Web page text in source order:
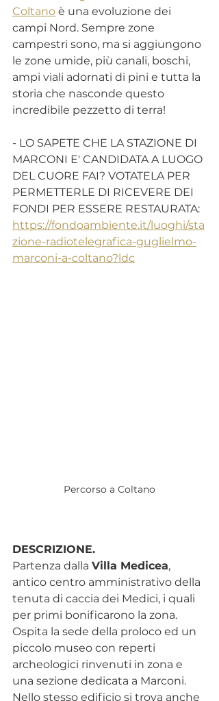
Coltano è una evoluzione dei
campi Nord. Sempre zone
campestri sono, ma si aggiungono
le zone umide, più canali, boschi,
ampi viali adornati di pini e tutta la
storia che nasconde questo
incredibile pezzetto di terra!
- LO SAPETE CHE LA STAZIONE DI
MARCONI E' CANDIDATA A LUOGO
DEL CUORE FAI? VOTATELA PER
PERMETTERLE DI RICEVERE DEI
FONDI PER ESSERE RESTAURATA:
https://fondoambiente.it/luoghi/sta
zione-radiotelegrafica-guglielmo-
marconi-a-coltano?ldc
Percorso a Coltano
DESCRIZIONE.
Partenza dalla Villa Medicea,
antico centro amministrativo della
tenuta di caccia dei Medici, i quali
per primi bonificarono la zona.
Ospita la sede della proloco ed un
piccolo museo con reperti
archeologici rinvenuti in zona e
una sezione dedicata a Marconi.
Nello stesso edificio si trova anche